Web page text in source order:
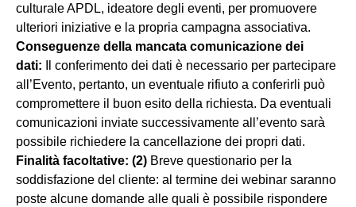
culturale APDL, ideatore degli eventi, per promuovere
ulteriori iniziative e la propria campagna associativa.
Conseguenze della mancata comunicazione dei
dati: Il conferimento dei dati è necessario per partecipare
all’Evento, pertanto, un eventuale rifiuto a conferirli può
compromettere il buon esito della richiesta. Da eventuali
comunicazioni inviate successivamente all’evento sarà
possibile richiedere la cancellazione dei propri dati.
Finalità facoltative: (2) Breve questionario per la
soddisfazione del cliente: al termine dei webinar saranno
poste alcune domande alle quali è possibile rispondere